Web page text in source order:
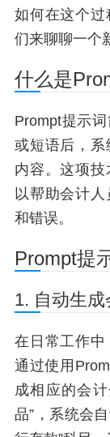
如何在这个
们来聊聊一个
什么是
Prompt提示
或短语后，系
内容。这项
以帮助会计
和错误。
Prompt提
1. 自动生
在日常工作中
通过使用
成相应的会
品”，系统会